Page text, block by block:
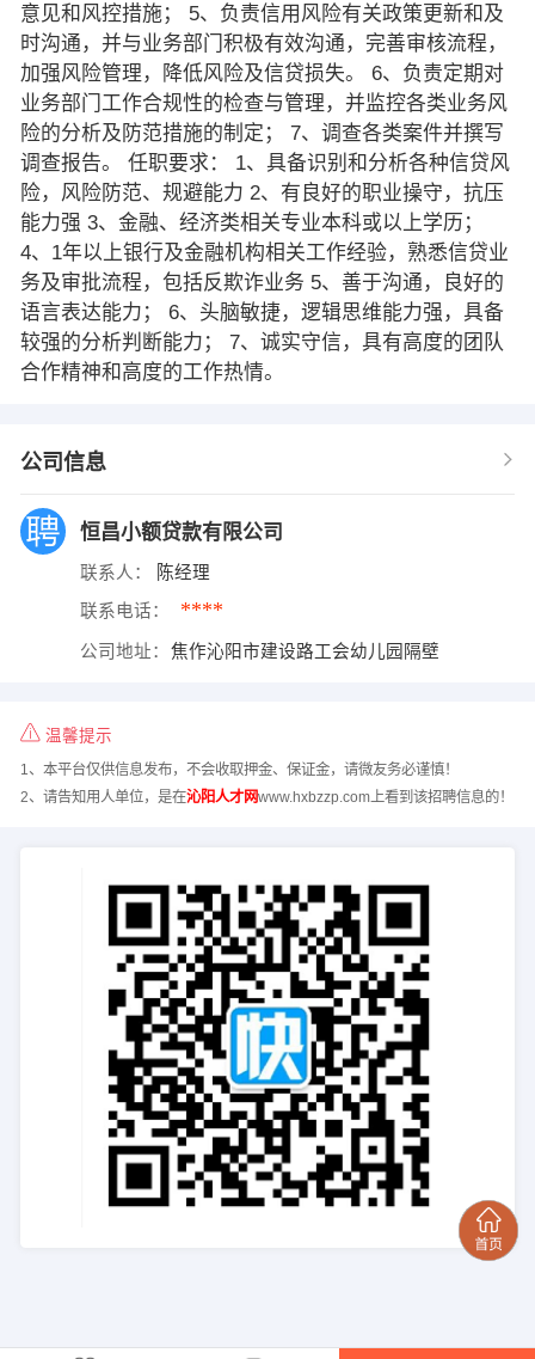
意见和风控措施； 5、负责信用风险有关政策更新和及
时沟通，并与业务部门积极有效沟通，完善审核流程，
加强风险管理，降低风险及信贷损失。 6、负责定期对
业务部门工作合规性的检查与管理，并监控各类业务风
险的分析及防范措施的制定； 7、调查各类案件并撰写
调查报告。 任职要求： 1、具备识别和分析各种信贷风
险，风险防范、规避能力 2、有良好的职业操守，抗压
能力强 3、金融、经济类相关专业本科或以上学历；
4、1年以上银行及金融机构相关工作经验，熟悉信贷业
务及审批流程，包括反欺诈业务 5、善于沟通，良好的
语言表达能力； 6、头脑敏捷，逻辑思维能力强，具备
较强的分析判断能力； 7、诚实守信，具有高度的团队
合作精神和高度的工作热情。
公司信息
恒昌小额贷款有限公司
联系人： 陈经理
联系电话： ****
公司地址： 焦作沁阳市建设路工会幼儿园隔壁
温馨提示
1、本平台仅供信息发布，不会收取押金、保证金，请微友务必谨慎！
2、请告知用人单位，是在沁阳人才网www.hxbzzp.com上看到该招聘信息的！